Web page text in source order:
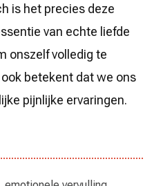
is het precies deze
van echte liefde
onszelf volledig te
betekent dat we ons
pijnlijke ervaringen.